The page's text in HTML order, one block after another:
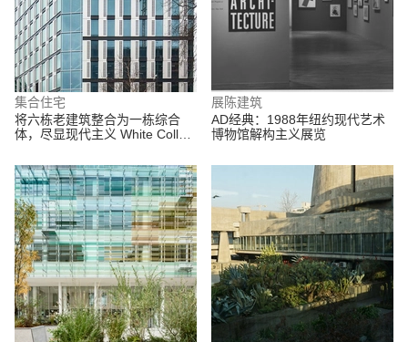
集合住宅
将六栋老建筑整合为一栋综合
体，尽显现代主义 White Collar
Morris
展陈建筑
AD经典：1988年纽约现代艺术
博物馆解构主义展览